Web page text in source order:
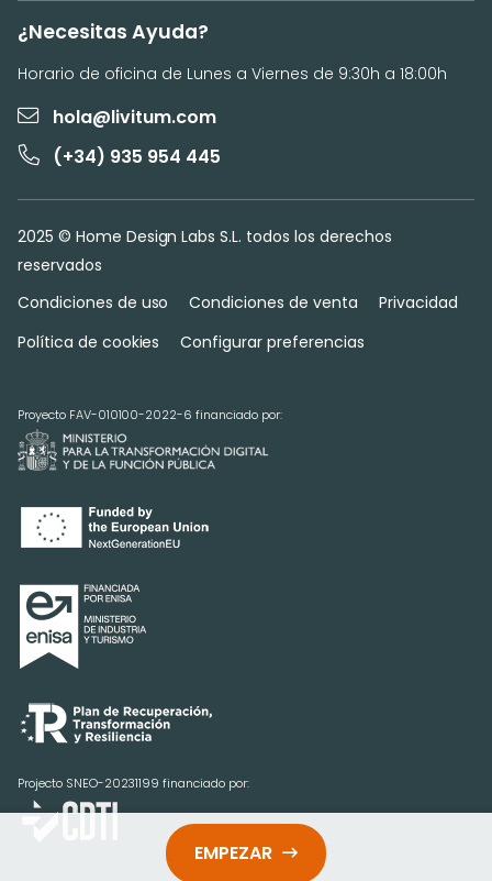
EMPEZAR
¿Necesitas Ayuda?
Horario de oficina de Lunes a Viernes de 9:30h a 18:00h
hola@livitum.com
(+34) 935 954 445
2025 © Home Design Labs S.L. todos los derechos
reservados
Condiciones de uso
Condiciones de venta
Privacidad
Política de cookies
Configurar preferencias
Proyecto FAV-010100-2022-6 financiado por:
Projecto SNEO-20231199 financiado por: